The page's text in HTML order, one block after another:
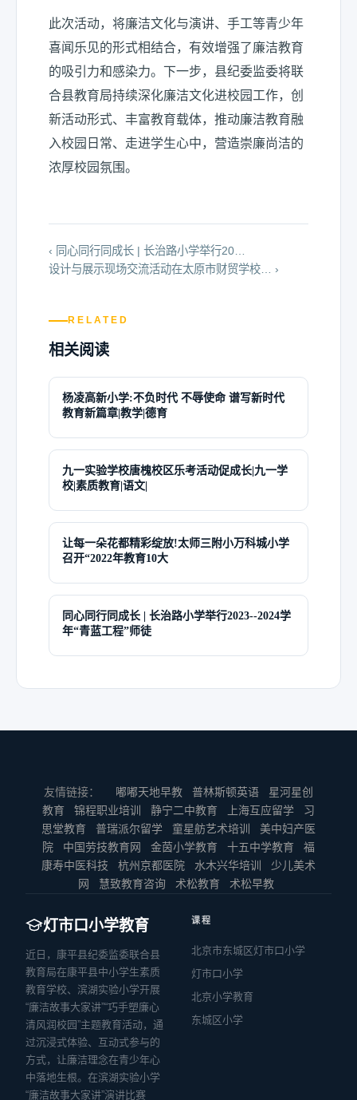
此次活动，将廉洁文化与演讲、手工等青少年
喜闻乐见的形式相结合，有效增强了廉洁教育
的吸引力和感染力。下一步，县纪委监委将联
合县教育局持续深化廉洁文化进校园工作，创
新活动形式、丰富教育载体，推动廉洁教育融
入校园日常、走进学生心中，营造崇廉尚洁的
浓厚校园氛围。
‹ 同心同行同成长 | 长治路小学举行20…
设计与展示现场交流活动在太原市财贸学校… ›
RELATED
相关阅读
杨凌高新小学:不负时代 不辱使命 谱写新时代
教育新篇章|教学|德育
九一实验学校唐槐校区乐考活动促成长|九一学
校|素质教育|语文|
让每一朵花都精彩绽放!太师三附小万科城小学
召开“2022年教育10大
同心同行同成长 | 长治路小学举行2023--2024学
年“青蓝工程”师徒
友情链接： 嘟嘟天地早教 普林斯顿英语
星河星创
教育
锦程职业培训 静宁二中教育 上海互应留学
习
思堂教育
普瑞派尔留学 童星舫艺术培训
美中妇产医
院
中国劳技教育网 金茵小学教育 十五中学教育
福
康寿中医科技
杭州京都医院 水木兴华培训
少儿美术
网
慧致教育咨询 术松教育 术松早教
灯市口小学教育
近日，康平县纪委监委联合县
教育局在康平县中小学生素质
教育学校、滨湖实验小学开展
“廉洁故事大家讲”“巧手塑廉心
清风润校园”主题教育活动，通
过沉浸式体验、互动式参与的
方式，让廉洁理念在青少年心
中落地生根。在滨湖实验小学
“廉洁故事大家讲”演讲比赛
课程
北京市东城区灯市口小学
灯市口小学
北京小学教育
东城区小学